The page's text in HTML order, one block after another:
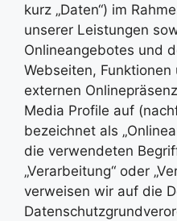
kurz „Daten“) im
unserer Leistungen
Onlineangebotes und
Webseiten,
externen
Media Profile auf
bezeichnet als
die verwendeten
„Verarbeitung“ oder
verweisen wir auf die